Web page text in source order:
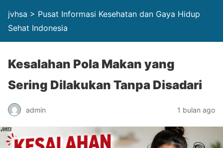
jvhsa > Pusat Informasi Kesehatan dan Gaya Hidup
Sehat Indonesia
Kesalahan Pola Makan yang
Sering Dilakukan Tanpa Disadari
admin 1 bulan ago